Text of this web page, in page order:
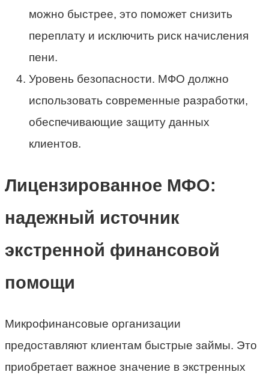
можно быстрее, это поможет снизить
переплату и исключить риск начисления
пени.
Уровень безопасности. МФО должно
использовать современные разработки,
обеспечивающие защиту данных
клиентов.
Лицензированное МФО:
надежный источник
экстренной финансовой
помощи
Микрофинансовые организации
предоставляют клиентам быстрые займы. Это
приобретает важное значение в экстренных